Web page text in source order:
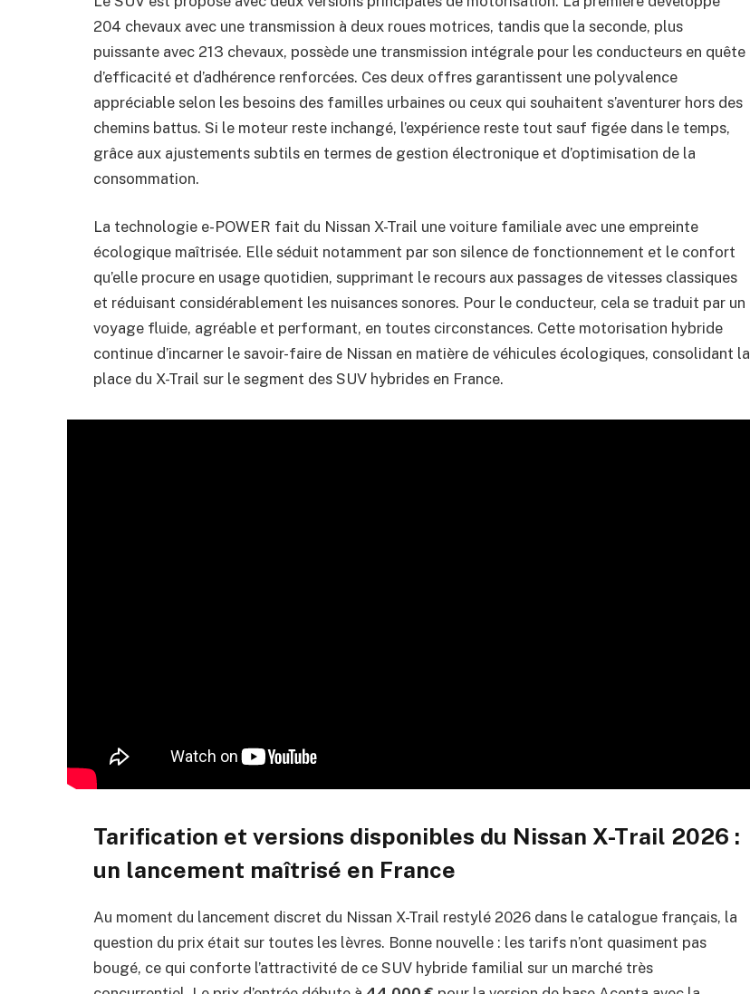
204 chevaux avec une transmission à deux roues motrices, tandis que la seconde, plus
puissante avec 213 chevaux, possède une transmission intégrale pour les conducteurs en quête
d’efficacité et d’adhérence renforcées. Ces deux offres garantissent une polyvalence
appréciable selon les besoins des familles urbaines ou ceux qui souhaitent s’aventurer hors des
chemins battus. Si le moteur reste inchangé, l’expérience reste tout sauf figée dans le temps,
grâce aux ajustements subtils en termes de gestion électronique et d’optimisation de la
consommation.
La technologie e-POWER fait du Nissan X-Trail une voiture familiale avec une empreinte
écologique maîtrisée. Elle séduit notamment par son silence de fonctionnement et le confort
qu’elle procure en usage quotidien, supprimant le recours aux passages de vitesses classiques
et réduisant considérablement les nuisances sonores. Pour le conducteur, cela se traduit par un
voyage fluide, agréable et performant, en toutes circonstances. Cette motorisation hybride
continue d’incarner le savoir-faire de Nissan en matière de véhicules écologiques, consolidant la
place du X-Trail sur le segment des SUV hybrides en France.
Tarification et versions disponibles du Nissan X-Trail 2026 :
un lancement maîtrisé en France
Au moment du lancement discret du Nissan X-Trail restylé 2026 dans le catalogue français, la
question du prix était sur toutes les lèvres. Bonne nouvelle : les tarifs n’ont quasiment pas
bougé, ce qui conforte l’attractivité de ce SUV hybride familial sur un marché très